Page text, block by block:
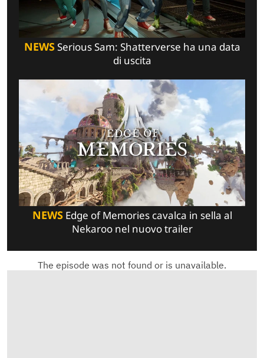
NEWSSerious Sam: Shatterverse ha una data
di uscita
NEWSEdge of Memories cavalca in sella al
Nekaroo nel nuovo trailer